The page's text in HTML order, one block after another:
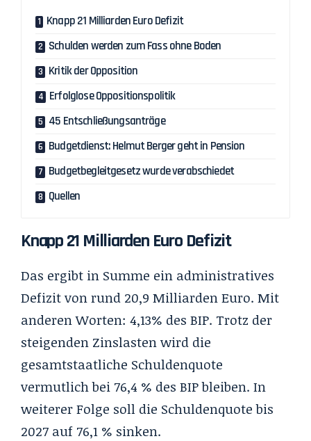
Knapp 21 Milliarden Euro Defizit
Schulden werden zum Fass ohne Boden
Kritik der Opposition
Erfolglose Oppositionspolitik
45 Entschließungsanträge
Budgetdienst: Helmut Berger geht in Pension
Budgetbegleitgesetz wurde verabschiedet
Quellen
Knapp 21 Milliarden Euro Defizit
Das ergibt in Summe ein administratives
Defizit von rund 20,9 Milliarden Euro. Mit
anderen Worten: 4,13% des BIP. Trotz der
steigenden Zinslasten wird die
gesamtstaatliche Schuldenquote
vermutlich bei 76,4 % des BIP bleiben. In
weiterer Folge soll die Schuldenquote bis
2027 auf 76,1 % sinken.